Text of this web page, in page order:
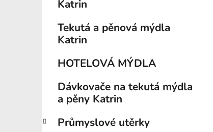
Katrin
Tekutá a pěnová mýdla
Katrin
HOTELOVÁ MÝDLA
Dávkovače na tekutá mýdla
a pěny Katrin
Průmyslové utěrky